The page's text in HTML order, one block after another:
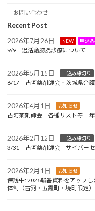
お問い合わせ
Recent Post
2026年7月26日
NEW 申込
9/9 過活動膀胱診療について
2026年5月15日 申込み締切り
6/17 古河薬剤師会・茨城県介
2026年4月1日 お知らせ
古河薬剤師会 各種リスト等 年
2026年2月12日 申込み締切り
3/31 古河薬剤師会 サイバーセ
2026年2月1日 お知らせ
保護中: 2026輪番資料をアップ
体制（古河・五霞町・境町限定